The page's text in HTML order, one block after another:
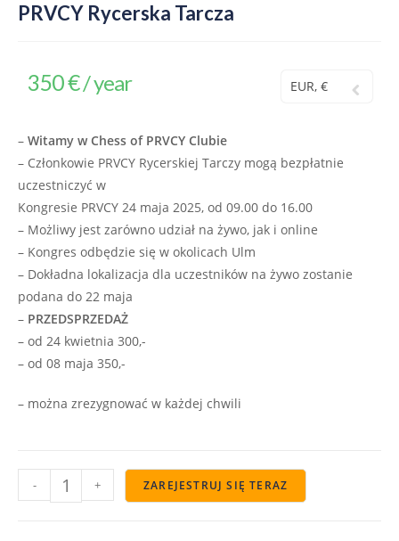
PRVCY Rycerska Tarcza
350€/ year EUR, €
– Witamy w Chess of PRVCY Clubie
– Członkowie PRVCY Rycerskiej Tarczy mogą bezpłatnie
uczestniczyć w
Kongresie PRVCY 24 maja 2025, od 09.00 do 16.00
– Możliwy jest zarówno udział na żywo, jak i online
– Kongres odbędzie się w okolicach Ulm
– Dokładna lokalizacja dla uczestników na żywo zostanie
podana do 22 maja
– PRZEDSPRZEDAŻ
– od 24 kwietnia 300,-
– od 08 maja 350,-
– można zrezygnować w każdej chwili
- + ZAREJESTRUJ SIĘ TERAZ